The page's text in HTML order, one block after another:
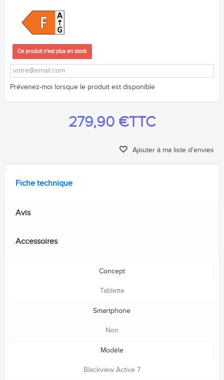
Ce produit n'est plus en stock
Prévenez-moi lorsque le produit est disponible
279,90 €TTC
Ajouter à ma liste d'envies
Fiche technique
Avis
Accessoires
Concept
Tablette
Smartphone
Non
Modèle
Blackview Active 7